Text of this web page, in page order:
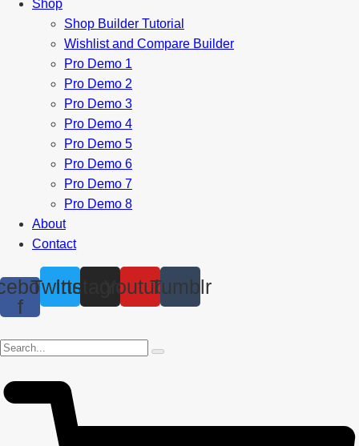
Shop
Shop Builder Tutorial
Wishlist and Compare Builder
Pro Demo 1
Pro Demo 2
Pro Demo 3
Pro Demo 4
Pro Demo 5
Pro Demo 6
Pro Demo 7
Pro Demo 8
About
Contact
f
TwitterInstagramYoutubeTumblr